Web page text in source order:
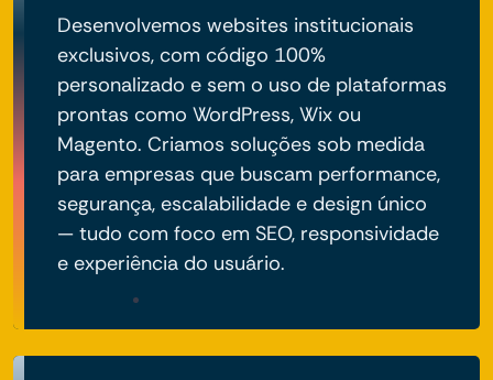
Desenvolvemos websites institucionais
exclusivos, com código 100%
personalizado e sem o uso de plataformas
prontas como WordPress, Wix ou
Magento. Criamos soluções sob medida
para empresas que buscam performance,
segurança, escalabilidade e design único
— tudo com foco em SEO, responsividade
e experiência do usuário.